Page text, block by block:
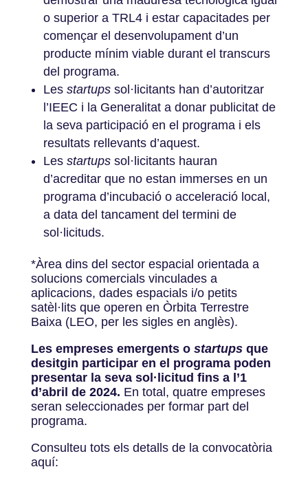
o superior a TRL4 i estar capacitades per
començar el desenvolupament d’un
producte mínim viable durant el transcurs
del programa.
Les startups sol·licitants han d’autoritzar
l’IEEC i la Generalitat a donar publicitat de
la seva participació en el programa i els
resultats rellevants d’aquest.
Les startups sol·licitants hauran
d’acreditar que no estan immerses en un
programa d’incubació o acceleració local,
a data del tancament del termini de
sol·licituds.
*Àrea dins del sector espacial orientada a
solucions comercials vinculades a
aplicacions, dades espacials i/o petits
satèl·lits que operen en Òrbita Terrestre
Baixa (LEO, per les sigles en anglès).
Les empreses emergents o startups que
desitgin participar en el programa poden
presentar la seva sol·licitud fins a l’1
d’abril de 2024. En total, quatre empreses
seran seleccionades per formar part del
programa.
Consulteu tots els detalls de la convocatòria
aquí: